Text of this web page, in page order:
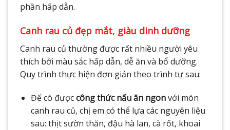
phần hấp dẫn.
Canh rau củ đẹp mắt, giàu dinh dưỡng
Canh rau củ thường được rất nhiều người yêu
thích bởi màu sắc hấp dẫn, dễ ăn và bổ dưỡng.
Quy trình thực hiện đơn giản theo trình tự sau:
Để có đượccông thức nấu ăn ngonvới món
canh rau củ, chị em có thể lựa các nguyên liệu
sau: thịt sườn thăn, đậu hà lan, cà rốt, khoai